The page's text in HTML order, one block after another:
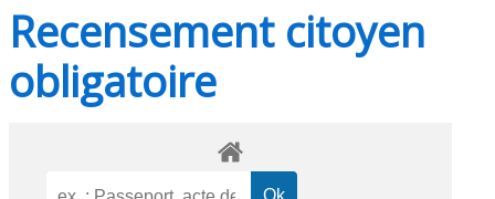
Recensement citoyen
obligatoire